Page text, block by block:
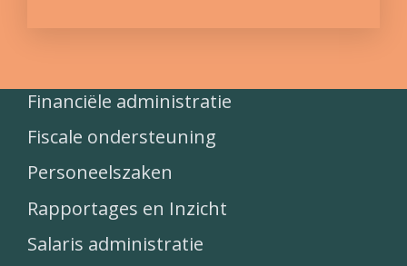
Financiële administratie
Fiscale ondersteuning
Personeelszaken
Rapportages en Inzicht
Salaris administratie